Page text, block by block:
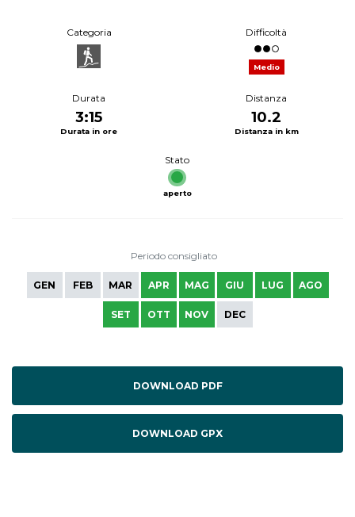
Categoria Difficoltà
Medio
Durata
3:15
Durata in ore
Distanza
10.2
Distanza in km
Stato
aperto
Periodo consigliato
GEN FEB MAR APR MAG GIU LUG AGO
SET OTT NOV DEC
DOWNLOAD PDF
DOWNLOAD GPX